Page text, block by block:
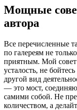
Мощные
автора
Все перечисленные
по галереям не
приятным. Мой совет
усталость, не
другой вид
— это мост,
самими собой. Не
количеством, а